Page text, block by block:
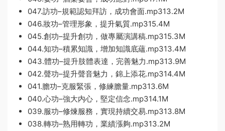
047.訪功–規範認知拜訪，成功會面.mp313.2M
046.妝功–管理形象，提升氣質.mp315.4M
045.創功–提升創功，做專屬演講稿.mp315.3M
044.知功–積累知識，增加知識底蘊.mp313.4M
043.體功–提升肢體表達，完善魅力.mp313.9M
042.聲功–提升聲音魅力，錦上添花.mp314.4M
041.膽功–克服緊張，修練膽量.mp313.6M
040.心功–強大内心，堅定信念.mp314.1M
039.服功–修煉服務，實現持續交易.mp313.8M
038.轉功–熟用轉功，業績漲夠.mp313.2M